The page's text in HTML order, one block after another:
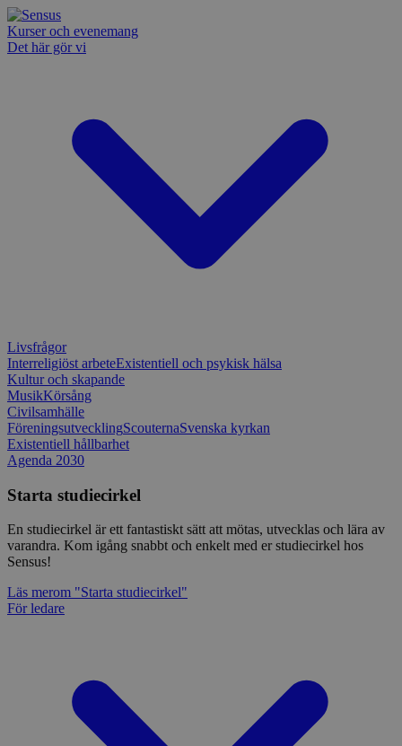
Kurser och evenemang
Det här gör vi
Livsfrågor
Interreligiöst arbeteExistentiell och psykisk hälsa
Kultur och skapande
MusikKörsång
Civilsamhälle
FöreningsutvecklingScouternaSvenska kyrkan
Existentiell hållbarhet
Agenda 2030
Starta studiecirkel
En studiecirkel är ett fantastiskt sätt att mötas, utvecklas och lära av
varandra. Kom igång snabbt och enkelt med er studiecirkel hos
Sensus!
Läs merom "Starta studiecirkel"
För ledare